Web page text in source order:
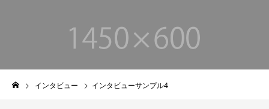
インタビュー インタビューサンプル4